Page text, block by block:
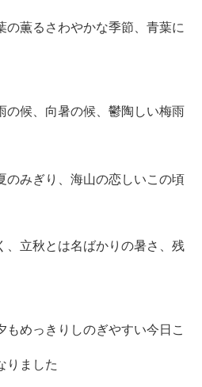
の薫るさわやかな季節、青葉に
の候、向暑の候、鬱陶しい梅雨
のみぎり、海山の恋しいこの頃
、立秋とは名ばかりの暑さ、残
めっきりしのぎやすい今日こ
りました